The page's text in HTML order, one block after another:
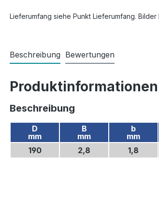
Lieferumfang siehe Punkt Lieferumfang.
Beschreibung Bewertungen
Beschreibung
D
mm
B
mm
b
mm
190
2,8 1,8